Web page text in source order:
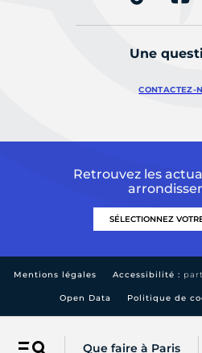
Que faire à Paris
Une
CONTACTEZ-
Retrouvez les
Mentions légales Accessibilité :
Open Data Politique de